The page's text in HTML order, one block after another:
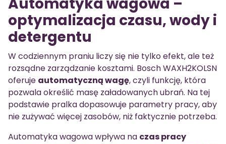
optymalizacja czasu, wody i
detergentu
W codziennym praniu liczy się nie tylko efekt, ale też
rozsądne zarządzanie kosztami. Bosch WAXH2KOLSN
oferuje automatyczną wagę, czyli funkcję, która
pozwala określić masę załadowanych ubrań. Na tej
podstawie pralka dopasowuje parametry pracy, aby
nie zużywać więcej zasobów, niż faktycznie potrzeba.
Automatyka wagowa wpływa na czas pracy